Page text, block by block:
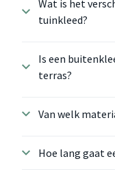
Wat is het
tuinkleed?
Is een
terras?
Van welk
Hoe lang gaat